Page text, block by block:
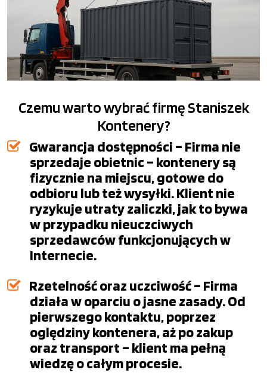
Czemu warto wybrać firmę Staniszek
Kontenery?
Gwarancja dostępności – Firma nie
sprzedaje obietnic – kontenery są
fizycznie na miejscu, gotowe do
odbioru lub też wysyłki. Klient nie
ryzykuje utraty zaliczki, jak to bywa
w przypadku nieuczciwych
sprzedawców funkcjonujących w
Internecie.
Rzetelność oraz uczciwość – Firma
działa w oparciu o jasne zasady. Od
pierwszego kontaktu, poprzez
oględziny kontenera, aż po zakup
oraz transport – klient ma pełną
wiedzę o całym procesie.